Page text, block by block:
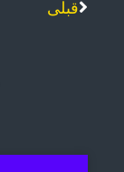
قبلی